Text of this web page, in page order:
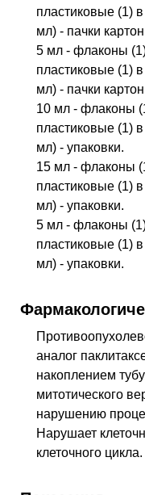
пластиковые (1)
мл) - пачки
5 мл - флаконы
пластиковые (1)
мл) - пачки
10 мл - флаконы
пластиковые (1)
мл) - упаковки.
15 мл - флаконы
пластиковые (1)
мл) - упаковки.
5 мл - флаконы
пластиковые (1)
мл) - упаковки.
аналог
накоплением
митотического
нарушению
Нарушает
клеточного цикла.